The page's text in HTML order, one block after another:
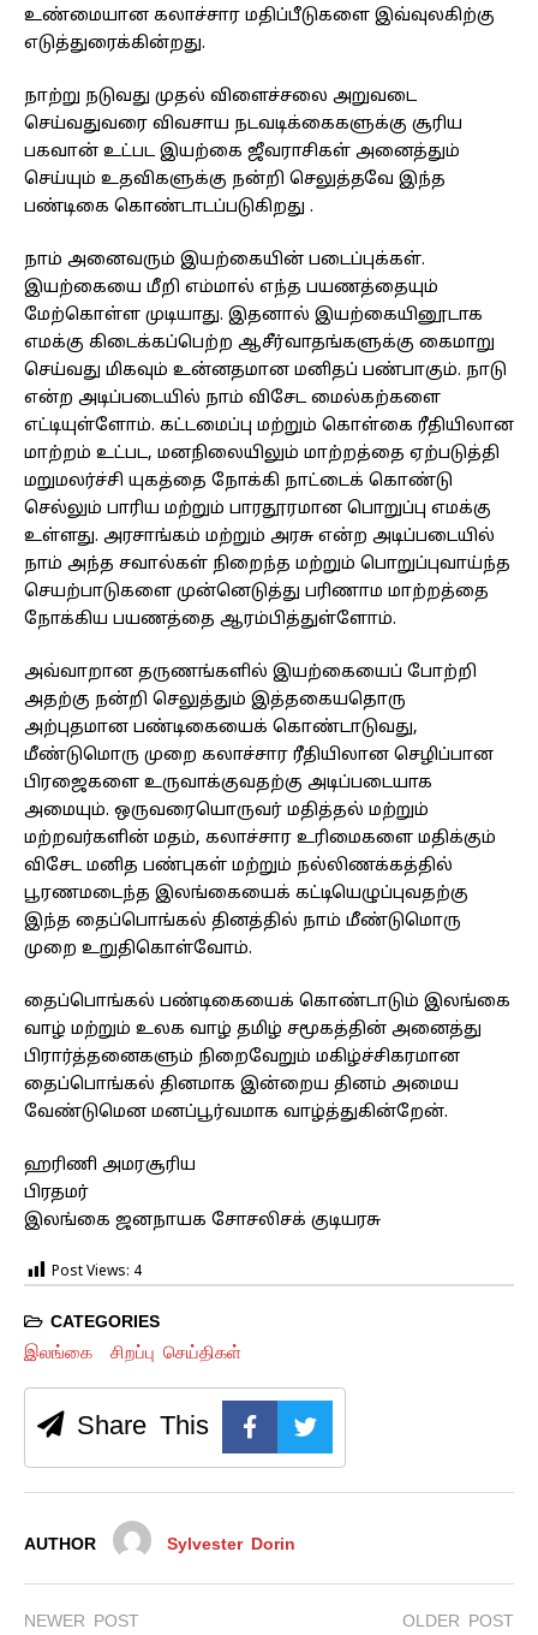
உண்மையான கலாச்சார மதிப்பீடுகளை இவ்வுலகிற்கு
எடுத்துரைக்கின்றது.
நாற்று நடுவது முதல் விளைச்சலை அறுவடை
செய்வதுவரை விவசாய நடவடிக்கைகளுக்கு சூரிய
பகவான் உட்பட இயற்கை ஜீவராசிகள் அனைத்தும்
செய்யும் உதவிகளுக்கு நன்றி செலுத்தவே இந்த
பண்டிகை கொண்டாடப்படுகிறது .
நாம் அனைவரும் இயற்கையின் படைப்புக்கள்.
இயற்கையை மீறி எம்மால் எந்த பயணத்தையும்
மேற்கொள்ள முடியாது. இதனால் இயற்கையினூடாக
எமக்கு கிடைக்கப்பெற்ற ஆசீர்வாதங்களுக்கு கைமாறு
செய்வது மிகவும் உன்னதமான மனிதப் பண்பாகும். நாடு
என்ற அடிப்படையில் நாம் விசேட மைல்கற்களை
எட்டியுள்ளோம். கட்டமைப்பு மற்றும் கொள்கை ரீதியிலான
மாற்றம் உட்பட, மனநிலையிலும் மாற்றத்தை ஏற்படுத்தி
மறுமலர்ச்சி யுகத்தை நோக்கி நாட்டைக் கொண்டு
செல்லும் பாரிய மற்றும் பாரதூரமான பொறுப்பு எமக்கு
உள்ளது. அரசாங்கம் மற்றும் அரசு என்ற அடிப்படையில்
நாம் அந்த சவால்கள் நிறைந்த மற்றும் பொறுப்புவாய்ந்த
செயற்பாடுகளை முன்னெடுத்து பரிணாம மாற்றத்தை
நோக்கிய பயணத்தை ஆரம்பித்துள்ளோம்.
அவ்வாறான தருணங்களில் இயற்கையைப் போற்றி
அதற்கு நன்றி செலுத்தும் இத்தகையதொரு
அற்புதமான பண்டிகையைக் கொண்டாடுவது,
மீண்டுமொரு முறை கலாச்சார ரீதியிலான செழிப்பான
பிரஜைகளை உருவாக்குவதற்கு அடிப்படையாக
அமையும். ஒருவரையொருவர் மதித்தல் மற்றும்
மற்றவர்களின் மதம், கலாச்சார உரிமைகளை மதிக்கும்
விசேட மனித பண்புகள் மற்றும் நல்லிணக்கத்தில்
பூரணமடைந்த இலங்கையைக் கட்டியெழுப்புவதற்கு
இந்த தைப்பொங்கல் தினத்தில் நாம் மீண்டுமொரு
முறை உறுதிகொள்வோம்.
தைப்பொங்கல் பண்டிகையைக் கொண்டாடும் இலங்கை
வாழ் மற்றும் உலக வாழ் தமிழ் சமூகத்தின் அனைத்து
பிரார்த்தனைகளும் நிறைவேறும் மகிழ்ச்சிகரமான
தைப்பொங்கல் தினமாக இன்றைய தினம் அமைய
வேண்டுமென மனப்பூர்வமாக வாழ்த்துகின்றேன்.
ஹரிணி அமரசூரிய
பிரதமர்
இலங்கை ஜனநாயக சோசலிசக் குடியரசு
Post Views: 4
CATEGORIES
இலங்கை சிறப்பு செய்திகள்
Share This
AUTHOR Sylvester Dorin
NEWER POST OLDER POST